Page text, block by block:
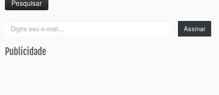
Digite
e-
mail…
Assinar
Publicidade